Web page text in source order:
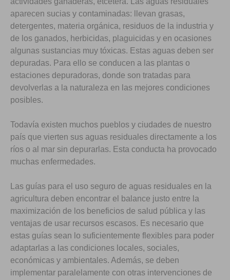
aparecen sucias y contaminadas: llevan grasas,
detergentes, materia orgánica, residuos de la industria y
de los ganados, herbicidas, plaguicidas y en ocasiones
algunas sustancias muy tóxicas. Estas aguas deben ser
depuradas. Para ello se conducen a las plantas o
estaciones depuradoras, donde son tratadas para
devolverlas a la naturaleza en las mejores condiciones
posibles.
Todavía existen muchos pueblos y ciudades de nuestro
país que vierten sus aguas residuales directamente a los
ríos o al mar sin depurarlas. Esta conducta ha provocado
muchas enfermedades.
Las guías para el uso seguro de aguas residuales en la
agricultura deben encontrar el balance justo entre la
maximización de los beneficios de salud pública y las
ventajas de usar recursos escasos. Es necesario que
estas guías sean lo suficientemente flexibles para poder
adaptarlas a las condiciones locales, sociales,
económicas y ambientales. Además, se deben
implementar paralelamente con otras intervenciones de